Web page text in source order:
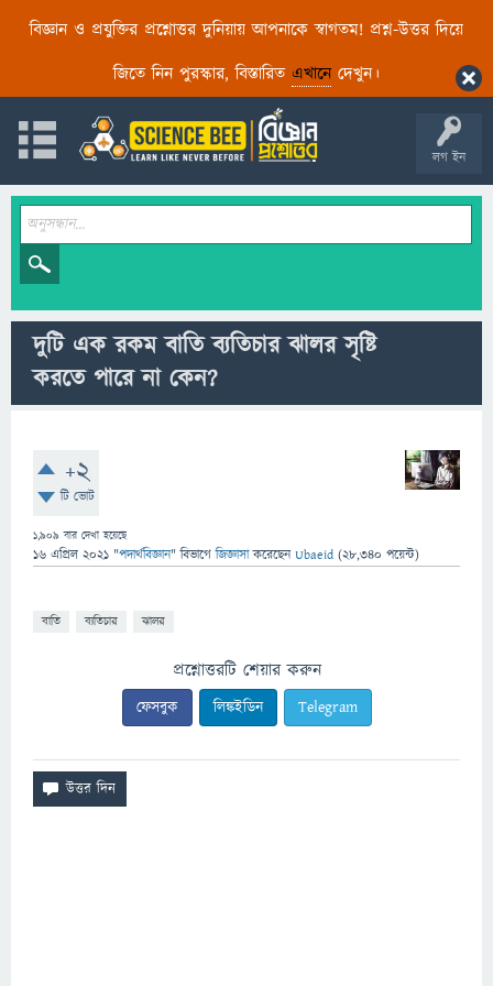
বিজ্ঞান ও প্রযুক্তির প্রশ্নোত্তর দুনিয়ায় আপনাকে স্বাগতম! প্রশ্ন-উত্তর দিয়ে
জিতে নিন পুরস্কার, বিস্তারিত এখানেদেখুন।
লগ ইন
দুটি এক রকম বাতি ব্যতিচার ঝালর সৃষ্টি
করতে পারে না কেন?
+2
টি ভোট
1,909 বার দেখা হয়েছে
16 এপ্রিল 2021 "পদার্থবিজ্ঞান" বিভাগে জিজ্ঞাসাকরেছেনUbaeid (28,340 পয়েন্ট)
বাতি ব্যতিচার ঝালর
প্রশ্নোত্তরটি শেয়ার করুন
ফেসবুক লিঙ্কইডিন Telegram